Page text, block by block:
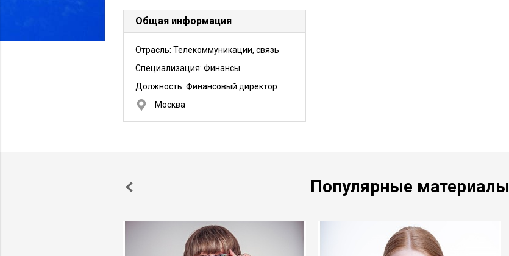
Общая информация
Отрасль: Телекоммуникации, связь
Специализация: Финансы
Должность: Финансовый директор
Москва
Популярные материалы